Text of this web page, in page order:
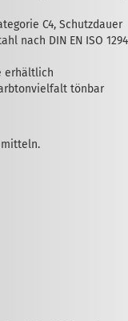
C4, Schutzdauer
nach DIN EN ISO
erhältlich
tönbar